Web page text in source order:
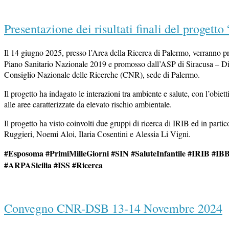
Presentazione dei risultati finali del
Il 14 giugno 2025, presso l’Area della Ricerca di Palermo, verranno
Piano Sanitario Nazionale 2019 e promosso dall’ASP di Siracusa
Consiglio Nazionale delle Ricerche (CNR), sede di Palermo.
Il progetto ha indagato le interazioni tra ambiente e salute, con
alle aree caratterizzate da elevato rischio ambientale.
Il progetto ha visto coinvolti due gruppi di ricerca di IRIB ed in
Ruggieri, Noemi Aloi, Ilaria Cosentini e Alessia Li Vigni.
#Esposoma #PrimiMilleGiorni #SIN #SaluteInfantile #IRIB
#ARPASicilia #ISS #Ricerca
Convegno CNR-DSB 13-14 Novembre 2024